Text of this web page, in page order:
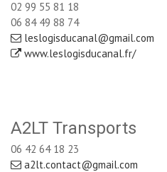
02 99 55 81 18
06 84 49 88 74
leslogisducanal@gmail.com
www.leslogisducanal.fr/
A2LT Transports
06 42 64 18 23
a2lt.contact@gmail.com